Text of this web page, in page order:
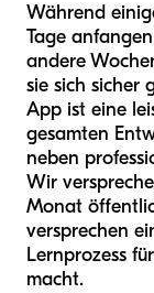
Während
Tage
andere
sie sich sicher
App ist eine
gesamten
neben
Wir
Monat
versprechen
Lernprozess
macht.